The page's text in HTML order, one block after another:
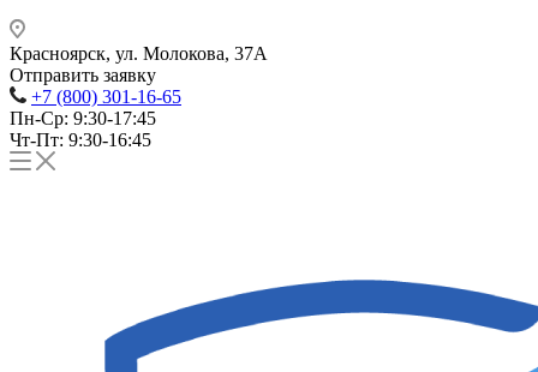
Красноярск, ул. Молокова, 37А
Отправить заявку
+7 (800) 301-16-65
Пн-Ср: 9:30-17:45
Чт-Пт: 9:30-16:45